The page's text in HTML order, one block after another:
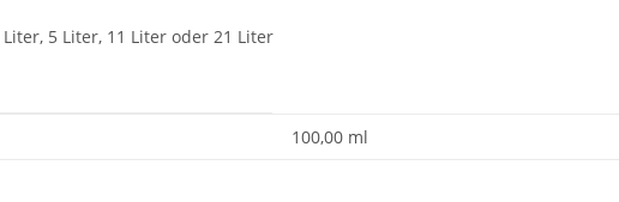
5 Liter, 11 Liter oder 21 Liter
100,00 ml